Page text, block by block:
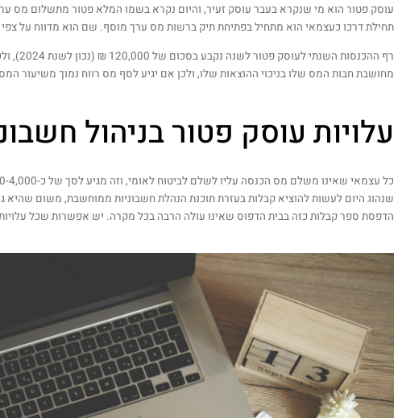
עוסק פטור הוא מי שנקרא בעבר עוסק זעיר, והיום נקרא בשמו המלא פטור מתשלום מס
תחילת דרכו כעצמאי הוא מתחיל בפתיחת תיק ברשות מס ערך מוסף. שם הוא מדווח על
רף
מחושבת חבות המס שלו בניכוי ההוצאות שלו, ולכן אם יגיע לסף מס רווח נמוך משיעור
עלויות עוסק פטור בניהול
שנהוג היום לעשות להוציא קבלות בעזרת תוכנת הנהלת חשבוניות ממוחשבת, משום
הדפסת ספר קבלות כזה בבית הדפוס שאינו עולה הרבה בכל מקרה. יש אפשרות שכל